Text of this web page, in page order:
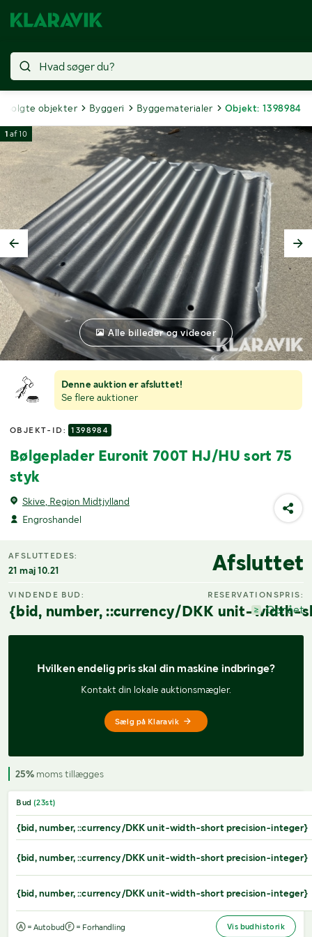
Solgte objekter Byggeri Byggematerialer Objekt: 1398984
Denne auktion er afsluttet!
Se flere auktioner
OBJEKT-ID: 1398984
Bølgeplader Euronit 700T HJ/HU sort 75
styk
Skive, Region Midtjylland
Engroshandel
1 af10
Alle billeder og videoer
AFSLUTTEDES:
21 maj 10.21 Afsluttet
VINDENDE BUD:
{bid, number, ::currency/DKK unit-width-
RESERVATIONSPRIS:
Opnået
Hvilken endelig pris skal din maskine indbringe?
Kontakt din lokale auktionsmægler.
Sælg på Klaravik
25% moms tillægges
Bud (23st)
{bid, number, ::currency/DKK unit-width-short precision-integer}
{bid, number, ::currency/DKK unit-width-short precision-integer}
{bid, number, ::currency/DKK unit-width-short precision-integer}
= Autobud = Forhandling Vis budhistorik